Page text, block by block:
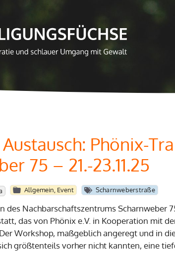
Phönix-
75 – 21.-23.11.25
Allgemein, Event Scharnweberstraße
des Nachbarschaftszentrums
das von Phönix e.V. in Kooperation mit
Workshop, maßgeblich angeregt und in
größtenteils vorher nicht kannten, eine